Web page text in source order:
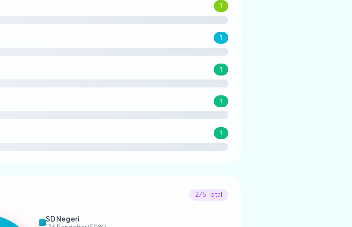
1
1
1
1
1
275 Total
SD Negeri